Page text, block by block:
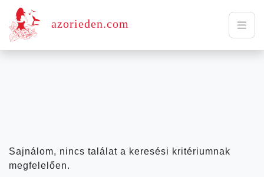
azorieden.com
Sajnálom, nincs találat a keresési kritériumnak
megfelelően.